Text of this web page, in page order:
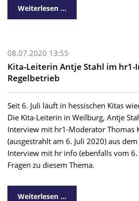
Weiterlesen …
08.07.2020 13:55
Kita-Leiterin Antje Stahl im hr1-
Regelbetrieb
Seit 6. Juli läuft in hessischen Kitas
Die Kita-Leiterin in Weilburg, Antje
Interview mit hr1-Moderator Thomas
(ausgestrahlt am 6. Juli 2020) aus
Interview mit hr info (ebenfalls vom
Fragen zu diesem Thema.
Weiterlesen …